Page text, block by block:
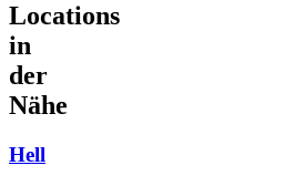
Locations
in
der
Nähe
Hell